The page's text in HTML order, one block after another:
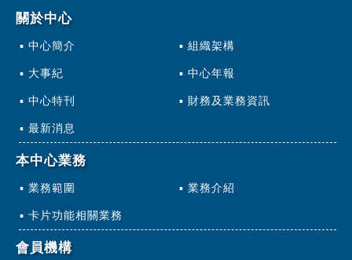
關於中心
中心簡介 組織架構
大事紀 中心年報
中心特刊 財務及業務資訊
最新消息
本中心業務
業務範圍 業務介紹
卡片功能相關業務
會員機構